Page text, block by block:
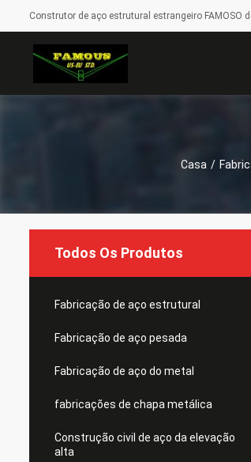
Construtor de aço estrutural estrangeiro FAMOSO
Casa /
Todos Os Produtos
Fabricação de aço estrutural
Fabricação de aço pesada
Fabricação de aço do metal
fabricações de chapa metálica
Construção civil de aço da elevação
alta